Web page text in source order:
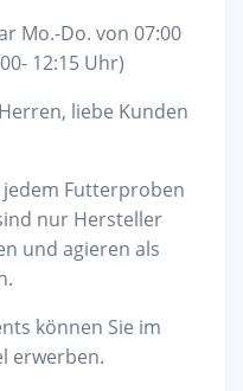
Mo.-Do. von 07:00
12:15 Uhr)
liebe Kunden
Futterproben
nur Hersteller
und agieren als
können Sie im
erwerben.